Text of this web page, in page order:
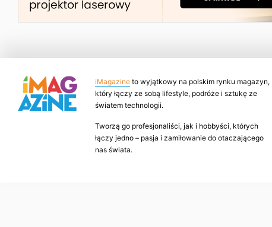
iMagazine to wyjątkowy na polskim rynku magazyn,
który łączy ze sobą lifestyle, podróże i sztukę ze
światem technologii.
Tworzą go profesjonaliści, jak i hobbyści, których
łączy jedno – pasja i zamiłowanie do otaczającego
nas świata.